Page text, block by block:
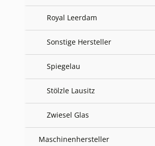
Royal Leerdam
Sonstige Hersteller
Spiegelau
Stölzle Lausitz
Zwiesel Glas
Maschinenhersteller